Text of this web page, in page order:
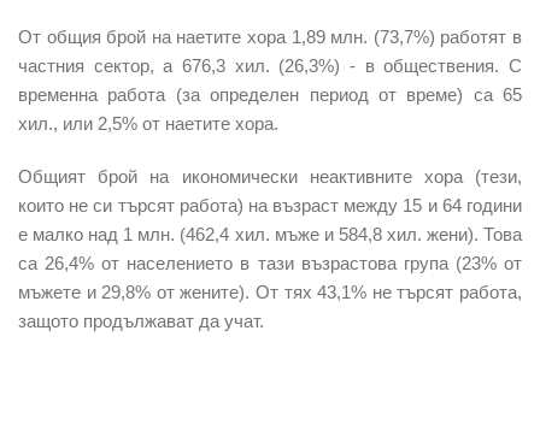
От общия брой на наетите хора 1,89 млн. (73,7%) работят в
частния сектор, а 676,3 хил. (26,3%) - в обществения. С
временна работа (за определен период от време) са 65
хил., или 2,5% от наетите хора.
Общият брой на икономически неактивните хора (тези,
които не си търсят работа) на възраст между 15 и 64 години
е малко над 1 млн. (462,4 хил. мъже и 584,8 хил. жени). Това
са 26,4% от населението в тази възрастова група (23% от
мъжете и 29,8% от жените). От тях 43,1% не търсят работа,
защото продължават да учат.